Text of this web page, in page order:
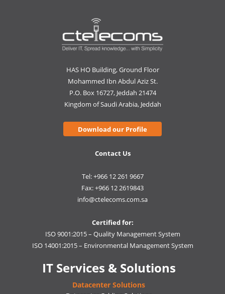
HAS HO Building, Ground Floor
Mohammed Ibn Abdul Aziz St.
P.O. Box 16727, Jeddah 21474
Kingdom of Saudi Arabia, Jeddah
Download our Profile
Contact Us
Tel: +966 12 261 9667
Fax: +966 12 2619843
info@ctelecoms.com.sa
Certified for:
ISO 9001:2015 – Quality Management System
ISO 14001:2015 – Environmental Management System
IT Services & Solutions
Datacenter Solutions